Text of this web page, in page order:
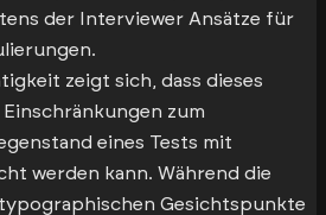
der Interviewer Ansätze für
zeigt sich, dass dieses
zum
eines Tests mit
werden kann. Während die
Gesichtspunkte